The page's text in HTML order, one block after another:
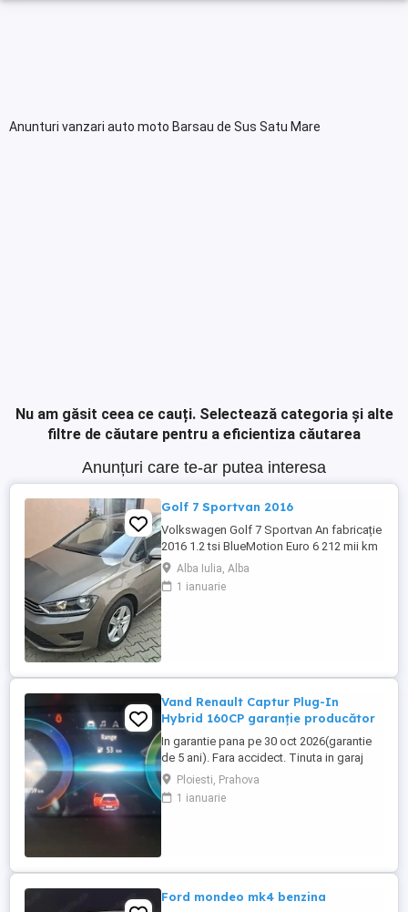
Anunturi vanzari auto moto Barsau de Sus Satu Mare
Nu am găsit ceea ce cauți. Selectează categoria și alte
filtre de căutare pentru a eficientiza căutarea
Anunțuri care te-ar putea interesa
Golf 7 Sportvan 2016
Volkswagen Golf 7 Sportvan An fabricație
2016 1.2 tsi BlueMotion Euro 6 212 mii km
reali, carte service etc. Import Germania
TEL.
Alba Iulia, Alba
1 ianuarie
Vand Renault Captur Plug-In
Hybrid 160CP garanție producător
In garantie pana pe 30 oct 2026(garantie
de 5 ani). Fara accidect. Tinuta in garaj
(arata ca noua, nu are zgarieturi). Folosita
doar la naveta(30km zilnic). Nu are urme
de uzura, placutele si discurile nu sunt
Ploiesti, Prahova
1 ianuarie
Ford mondeo mk4 benzina